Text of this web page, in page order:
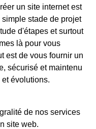
un site internet est
stade de projet
d'étapes et surtout
là pour vous
est de vous fournir un
sécurisé et maintenu
évolutions.
de nos services
site web.